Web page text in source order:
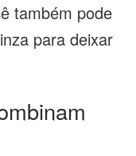
também pode
para deixar